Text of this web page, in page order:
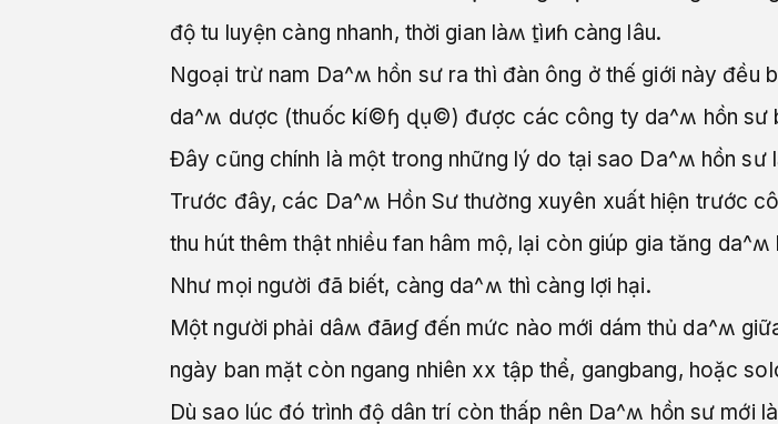
độ tu luyện càng nhanh, thời gian làʍ t̠ìиɦ càng lâu.
Ngoại trừ nam Da^ʍ hồn sư ra thì đàn ông ở thế giới này đều
da^ʍ dược (thuốc kí©ɧ ɖụ©) được các công ty da^ʍ hồn sư
Đây cũng chính là một trong những lý do tại sao Da^ʍ hồn sư
Trước đây, các Da^ʍ Hồn Sư thường xuyên xuất hiện trước
thu hút thêm thật nhiều fan hâm mộ, lại còn giúp gia tăng da^ʍ
Như mọi người đã biết, càng da^ʍ thì càng lợi hại.
Một người phải dâʍ đãиɠ đến mức nào mới dám thủ da^ʍ
ngày ban mặt còn ngang nhiên xx tập thể, gangbang, hoặc
Dù sao lúc đó trình độ dân trí còn thấp nên Da^ʍ hồn sư mới